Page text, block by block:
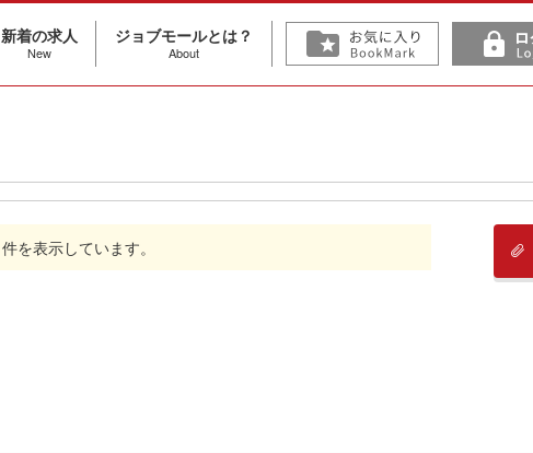
新着の求人
New
ジョブモールとは？
About
件を表示しています。